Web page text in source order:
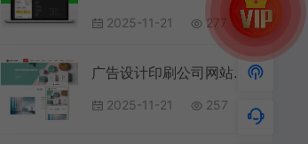
2025-11-21 277
广告设计印刷公司网站模板织梦
2025-11-21 257